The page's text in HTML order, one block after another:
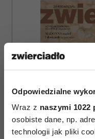
Odpowiedzialne
Wraz z naszymi 1022
osobiste dane, np.
technologii jak pliki